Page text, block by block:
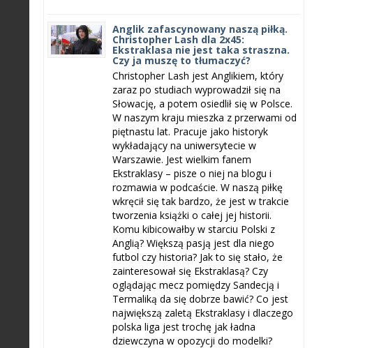
Anglik zafascynowany naszą piłką.
Christopher Lash dla 2x45:
Ekstraklasa nie jest taka straszna.
Czy ja muszę to tłumaczyć?
Christopher Lash jest Anglikiem, który
zaraz po studiach wyprowadził się na
Słowację, a potem osiedlił się w Polsce.
W naszym kraju mieszka z przerwami od
piętnastu lat. Pracuje jako historyk
wykładający na uniwersytecie w
Warszawie. Jest wielkim fanem
Ekstraklasy – pisze o niej na blogu i
rozmawia w podcaście. W naszą piłkę
wkręcił się tak bardzo, że jest w trakcie
tworzenia książki o całej jej historii.
Komu kibicowałby w starciu Polski z
Anglią? Większą pasją jest dla niego
futbol czy historia? Jak to się stało, że
zainteresował się Ekstraklasą? Czy
oglądając mecz pomiędzy Sandecją i
Termaliką da się dobrze bawić? Co jest
największą zaletą Ekstraklasy i dlaczego
polska liga jest trochę jak ładna
dziewczyna w opozycji do modelki?